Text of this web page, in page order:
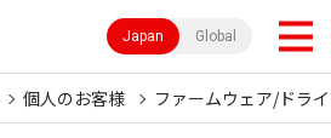
Japan Global
個人のお客様 ファームウェア/ドラ